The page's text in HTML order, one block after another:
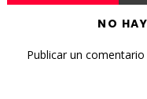
NO
Publicar un comentario